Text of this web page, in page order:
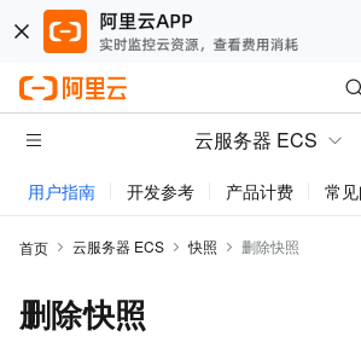
云服务器 ECS
用户指南 开发参考 产品计费 常
首页 云服务器 ECS 快照 删除快照
删除快照